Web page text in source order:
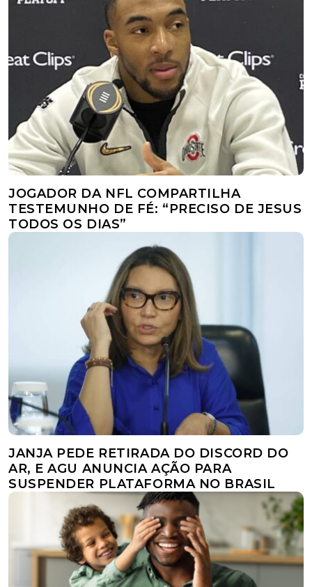
JOGADOR DA NFL COMPARTILHA
TESTEMUNHO DE FÉ: “PRECISO DE JESUS
TODOS OS DIAS”
JANJA PEDE RETIRADA DO DISCORD DO
AR, E AGU ANUNCIA AÇÃO PARA
SUSPENDER PLATAFORMA NO BRASIL